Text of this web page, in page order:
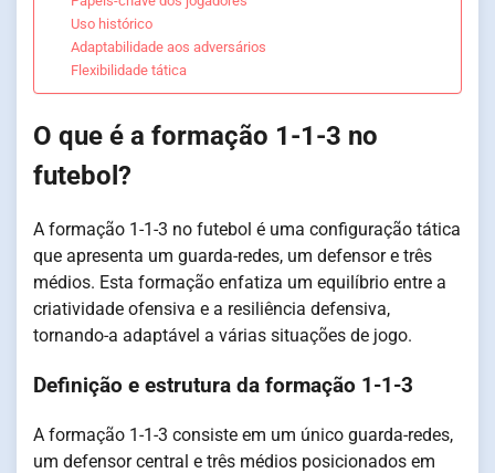
Uso histórico
Adaptabilidade aos adversários
Flexibilidade tática
O que é a formação 1-1-3 no
futebol?
A formação 1-1-3 no futebol é uma configuração tática
que apresenta um guarda-redes, um defensor e três
médios. Esta formação enfatiza um equilíbrio entre a
criatividade ofensiva e a resiliência defensiva,
tornando-a adaptável a várias situações de jogo.
Definição e estrutura da formação 1-1-3
A formação 1-1-3 consiste em um único guarda-redes,
um defensor central e três médios posicionados em